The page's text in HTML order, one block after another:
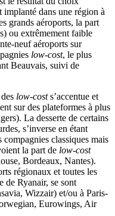
implanté dans une région à
grands aéroports, la part
ou extrêmement faible
neuf aéroports sur
low-cost, le plus
Beauvais, suivi de
low-costs’accentue et
sur des plateformes à plus
La desserte de certains
s’inverse en étant
classiques mais
la part de low-cost
Bordeaux, Nantes).
régionaux et toutes les
de Ryanair, se sont
Wizzair) et/ou à Paris-
Eurowings, Air